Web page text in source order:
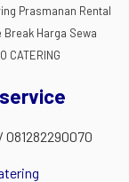
Prasmanan Rental
Harga Sewa
CATERING
081282290070